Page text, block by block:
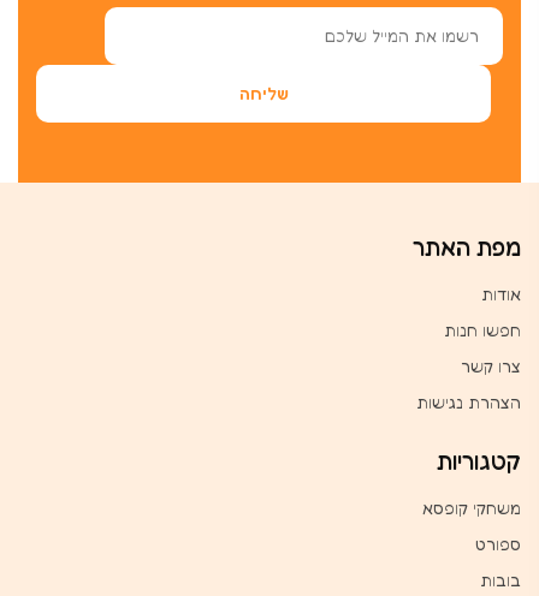
מפת האתר
אודות
חפשו חנות
צרו קשר
הצהרת נגישות
קטגוריות
משחקי קופסא
ספורט
בובות